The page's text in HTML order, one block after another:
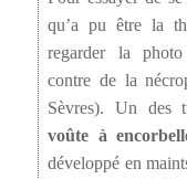
qu’a pu être la
regarder la
contre de la
Sèvres). Un des
voûte à
développé en